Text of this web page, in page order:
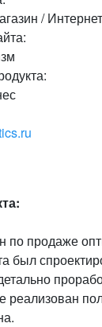
/
по продаже
был
реализован